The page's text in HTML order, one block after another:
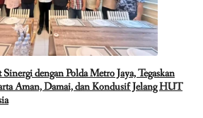
dengan Polda Metro Jaya, Tegaskan
Aman, Damai, dan Kondusif Jelang HUT